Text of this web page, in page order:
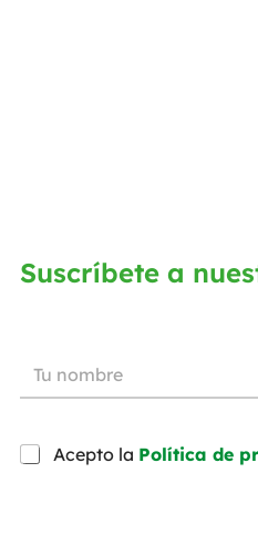
Suscríbete a
Acepto la Política de